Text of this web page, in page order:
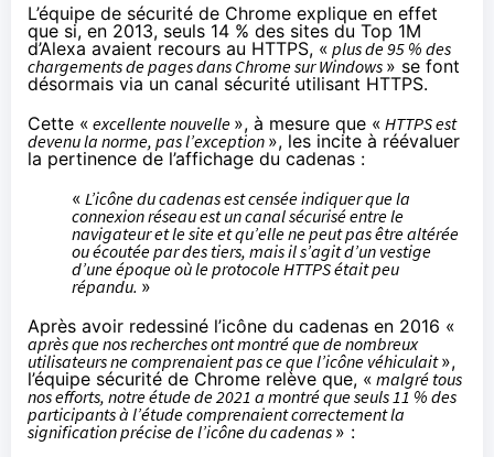
L’équipe de sécurité de Chrome explique en effet
que si, en 2013, seuls 14 % des sites du Top 1M
d’Alexa avaient recours au HTTPS, « plus de 95 % des
chargements de pages dans Chrome sur Windows » se font
désormais via un canal sécurité utilisant HTTPS.
Cette « excellente nouvelle », à mesure que « HTTPS est
devenu la norme, pas l’exception », les incite à réévaluer
la pertinence de l’affichage du cadenas :
« L’icône du cadenas est censée indiquer que la
connexion réseau est un canal sécurisé entre le
navigateur et le site et qu’elle ne peut pas être altérée
ou écoutée par des tiers, mais il s’agit d’un vestige
d’une époque où le protocole HTTPS était peu
répandu. »
Après avoir redessiné l’icône du cadenas en 2016 «
après que nos recherches ont montré que de nombreux
utilisateurs ne comprenaient pas ce que l’icône véhiculait»,
l’équipe sécurité de Chrome relève que, « malgré tous
nos efforts, notre étude de 2021 a montré que seuls 11 % des
participants à l’étude comprenaient correctement la
signification précise de l’icône du cadenas » :